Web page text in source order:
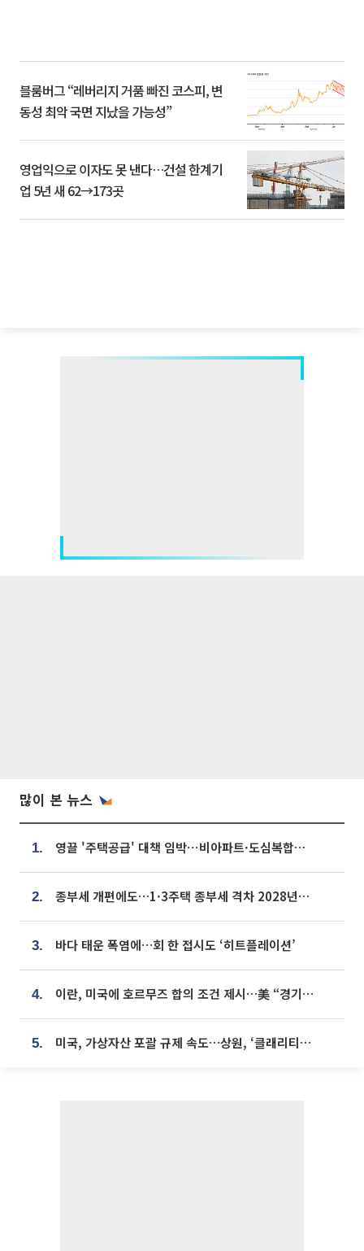
블룸버그 “레버리지 거품 빠진 코스피, 변
동성 최악 국면 지났을 가능성”
영업익으로 이자도 못 낸다…건설 한계기
업 5년 새 62→173곳
많이 본 뉴스
1. 영끌 '주택공급' 대책 임박⋯비아파트·도심복합까지 총동원
2. 종부세 개편에도…1·3주택 종부세 격차 2028년부터 확대
3. 바다 태운 폭염에…회 한 접시도 ‘히트플레이션’
4. 이란, 미국에 호르무즈 합의 조건 제시…美 “경기 아직 안 끝나” [종합]
5. 미국, 가상자산 포괄 규제 속도…상원, ‘클래리티법’ 9월 절차투표 추진